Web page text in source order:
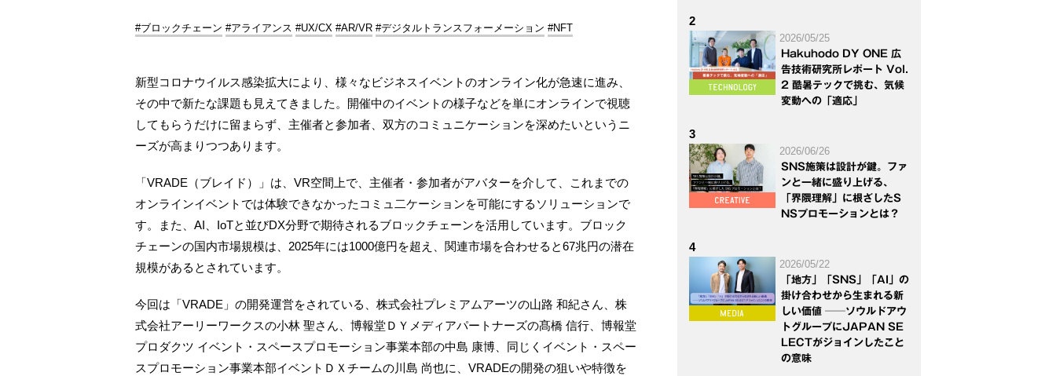
#ブロックチェーン #アライアンス #UX/CX #AR/VR #デジタルトランスフォーメーション #NFT
新型コロナウイルス感染拡大により、様々なビジネスイベントのオンライン化が急速に進み、
その中で新たな課題も見えてきました。開催中のイベントの様子などを単にオンラインで視聴
してもらうだけに留まらず、主催者と参加者、双方のコミュニケーションを深めたいというニ
ーズが高まりつつあります。
「VRADE（ブレイド）」は、VR空間上で、主催者・参加者がアバターを介して、これまでの
オンラインイベントでは体験できなかったコミュ二ケーションを可能にするソリューションで
す。また、AI、IoTと並びDX分野で期待されるブロックチェーンを活用しています。ブロック
チェーンの国内市場規模は、2025年には1000億円を超え、関連市場を合わせると67兆円の潜在
規模があるとされています。
今回は「VRADE」の開発運営をされている、株式会社プレミアムアーツの山路 和紀さん、株
式会社アーリーワークスの小林 聖さん、博報堂ＤＹメディアパートナーズの髙橋 信行、博報堂
プロダクツ イベント・スペースプロモーション事業本部の中島 康博、同じくイベント・スペー
スプロモーション事業本部イベントＤＸチームの川島 尚也に、VRADEの開発の狙いや特徴を
2
2026/05/25
Hakuhodo DY ONE 広
告技術研究所レポート Vol.
2 酷暑テックで挑む、気候
変動への「適応」
3
2026/06/26
SNS施策は設計が鍵。ファ
ンと一緒に盛り上げる、
「界隈理解」に根ざしたS
NSプロモーションとは？
4
2026/05/22
「地方」「SNS」「AI」の
掛け合わせから生まれる新
しい価値 ──ソウルドアウ
トグループにJAPAN SE
LECTがジョインしたこと
の意味